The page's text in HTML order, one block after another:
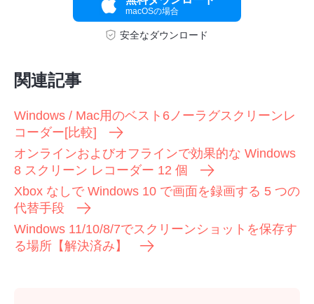
macOSの場合
安全なダウンロード
関連記事
Windows / Mac用のベスト6ノーラグスクリーンレ
コーダー[比較]
オンラインおよびオフラインで効果的な Windows
8 スクリーン レコーダー 12 個
Xbox なしで Windows 10 で画面を録画する 5 つの
代替手段
Windows 11/10/8/7でスクリーンショットを保存す
る場所【解決済み】